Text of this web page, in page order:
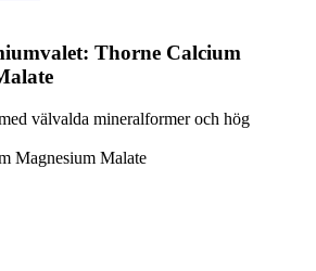
Thorne Calcium
välvalda mineralformer och hög